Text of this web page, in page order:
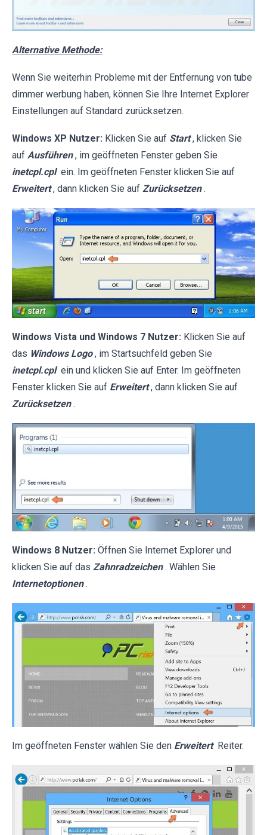
Alternative Methode:
Wenn Sie weiterhin Probleme mit der Entfernung von tube
dimmer werbung haben, können Sie Ihre Internet Explorer
Einstellungen auf Standard zurücksetzen.
Windows XP Nutzer: Klicken Sie auf Start , klicken Sie
auf Ausführen , im geöffneten Fenster geben Sie
inetcpl.cpl ein. Im geöffneten Fenster klicken Sie auf
Erweitert , dann klicken Sie auf Zurücksetzen .
Windows Vista und Windows 7 Nutzer: Klicken Sie auf
das Windows Logo , im Startsuchfeld geben Sie
inetcpl.cpl ein und klicken Sie auf Enter. Im geöffneten
Fenster klicken Sie auf Erweitert , dann klicken Sie auf
Zurücksetzen .
Windows 8 Nutzer: Öffnen Sie Internet Explorer und
klicken Sie auf das Zahnradzeichen . Wählen Sie
Internetoptionen .
Im geöffneten Fenster wählen Sie den Erweitert Reiter.